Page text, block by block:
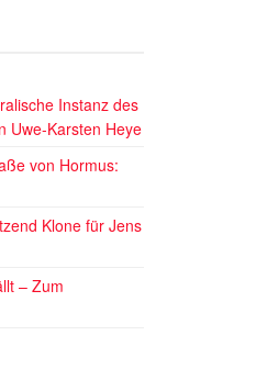
Instanz des
Uwe-Karsten Heye
von Hormus:
Klone für Jens
– Zum